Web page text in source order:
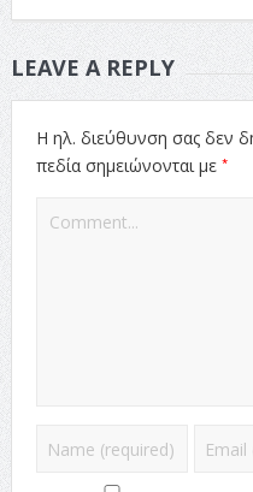
LEAVE A REPLY
Η ηλ. διεύθυνση σας δεν
πεδία σημειώνονται με *